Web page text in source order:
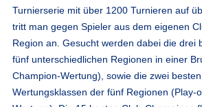
Turnierserie mit über 1200 Turnieren auf
tritt man gegen Spieler aus dem eigenen
Region an. Gesucht werden dabei die drei
fünf unterschiedlichen Regionen in einer
Champion-Wertung), sowie die zwei
Wertungsklassen der fünf Regionen (Play-